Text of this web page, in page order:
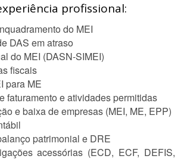
profissional:
do MEI
DAS em atraso
do MEI (DASN-SIMEI)
fiscais
para ME
faturamento e atividades permitidas
e baixa de empresas (MEI, ME, EPP)
patrimonial e DRE
acessórias (ECD, ECF, DEFIS,